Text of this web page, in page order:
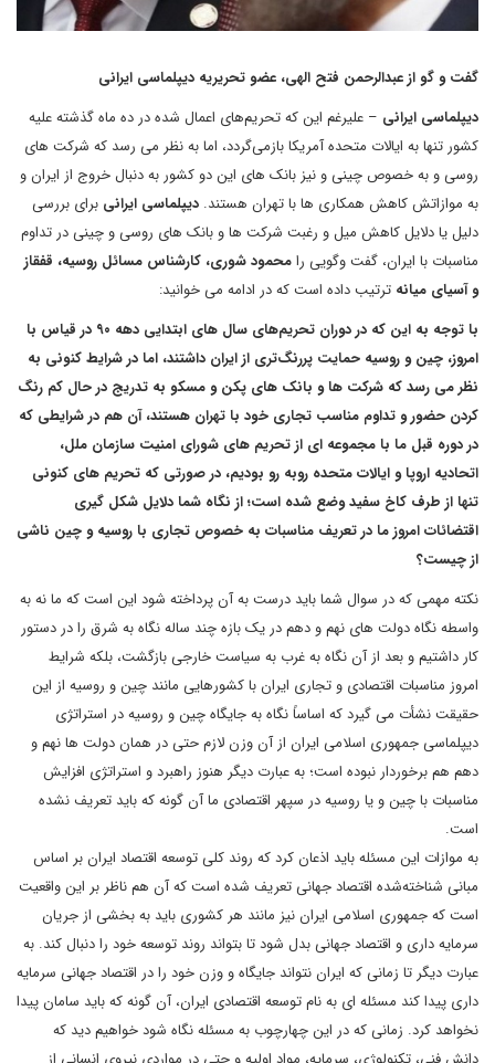
گفت و گو از عبدالرحمن فتح الهی، عضو تحریریه دیپلماسی ایرانی
دیپلماسی ایرانی – علیرغم این که تحریم‌های اعمال شده در ده ماه گذشته علیه
کشور تنها به ایالات متحده آمریکا بازمی‌گردد، اما به نظر می رسد که شرکت های
روسی و به خصوص چینی و نیز بانک های این دو کشور به دنبال خروج از ایران و
به موازاتش کاهش همکاری ها با تهران هستند. دیپلماسی ایرانی برای بررسی
دلیل یا دلایل کاهش میل و رغبت شرکت ها و بانک های روسی و چینی در تداوم
مناسبات با ایران، گفت وگویی رامحمود شوری، کارشناس مسائل روسیه، قفقاز
و آسیای میانه ترتیب داده است که در ادامه می خوانید:
با توجه به این که در دوران تحریم‌های سال های ابتدایی دهه ۹۰ در قیاس با
امروز، چین و روسیه حمایت پررنگ‌تری از ایران داشتند، اما در شرایط کنونی به
نظر می رسد که شرکت ها و بانک های پکن و مسکو به تدریج در حال کم رنگ
کردن حضور و تداوم مناسب تجاری خود با تهران هستند، آن هم در شرایطی که
در دوره قبل ما با مجموعه ای از تحریم های شورای امنیت سازمان ملل،
اتحادیه اروپا و ایالات متحده روبه رو بودیم، در صورتی که تحریم های کنونی
تنها از طرف کاخ سفید وضع شده است؛ از نگاه شما دلایل شکل گیری
اقتضائات امروز ما در تعریف مناسبات به خصوص تجاری با روسیه و چین ناشی
از چیست؟
نکته مهمی که در سوال شما باید درست به آن پرداخته شود این است که ما نه به
واسطه نگاه دولت های نهم و دهم در یک بازه چند ساله نگاه به شرق را در دستور
کار داشتیم و بعد از آن نگاه به غرب به سیاست خارجی بازگشت، بلکه شرایط
امروز مناسبات اقتصادی و تجاری ایران با کشورهایی مانند چین و روسیه از این
حقیقت نشأت می گیرد که اساساً نگاه به جایگاه چین و روسیه در استراتژی
دیپلماسی جمهوری اسلامی ایران از آن وزن لازم حتی در همان دولت ها نهم و
دهم هم برخوردار نبوده است؛ به عبارت دیگر هنوز راهبرد و استراتژی افزایش
مناسبات با چین و یا روسیه در سپهر اقتصادی ما آن گونه که باید تعریف نشده
است.
به موازات این مسئله باید اذعان کرد که روند کلی توسعه اقتصاد ایران بر اساس
مبانی شناخته‌شده اقتصاد جهانی تعریف شده است که آن هم ناظر بر این واقعیت
است که جمهوری اسلامی ایران نیز مانند هر کشوری باید به بخشی از جریان
سرمایه داری و اقتصاد جهانی بدل شود تا بتواند روند توسعه خود را دنبال کند. به
عبارت دیگر تا زمانی که ایران نتواند جایگاه و وزن خود را در اقتصاد جهانی سرمایه
داری پیدا کند مسئله ای به نام توسعه اقتصادی ایران، آن گونه که باید سامان پیدا
نخواهد کرد. زمانی که در این چهارچوب به مسئله نگاه شود خواهیم دید که